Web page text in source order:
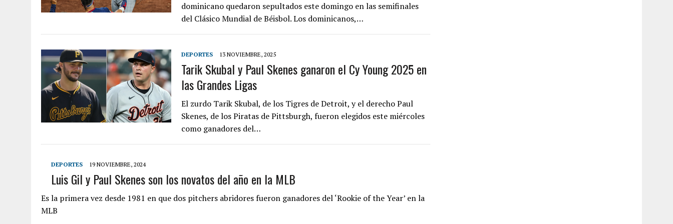
dominicano quedaron sepultados este domingo en las semifinales
del Clásico Mundial de Béisbol. Los dominicanos,…
DEPORTES 13 NOVIEMBRE, 2025
Tarik Skubal y Paul Skenes ganaron el Cy Young 2025 en
las Grandes Ligas
El zurdo Tarik Skubal, de los Tigres de Detroit, y el derecho Paul
Skenes, de los Piratas de Pittsburgh, fueron elegidos este miércoles
como ganadores del…
DEPORTES 19 NOVIEMBRE, 2024
Luis Gil y Paul Skenes son los novatos del año en la MLB
Es la primera vez desde 1981 en que dos pitchers abridores fueron ganadores del ‘Rookie of the Year’ en la
MLB